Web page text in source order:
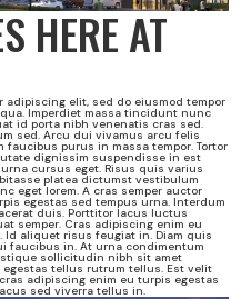
HERE AT
adipiscing elit, sed do eiusmod tempor
Imperdiet massa tincidunt nunc
id porta nibh venenatis cras sed.
sed. Arcu dui vivamus arcu felis
purus in massa tempor. Tortor
dignissim suspendisse in est
cursus eget. Risus quis varius
platea dictumst vestibulum
eget lorem. A cras semper auctor
egestas sed tempus urna. Interdum
duis. Porttitor lacus luctus
semper. Cras adipiscing enim eu
Id aliquet risus feugiat in. Diam quis
faucibus in. At urna condimentum
sollicitudin nibh sit amet
tellus rutrum tellus. Est velit
adipiscing enim eu turpis egestas
sed viverra tellus in.